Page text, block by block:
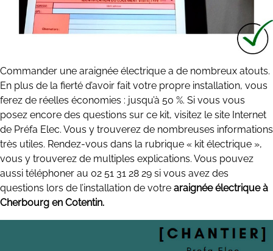
Commander une araignée électrique a de nombreux atouts.
En plus de la fierté d’avoir fait votre propre installation, vous
ferez de réelles économies : jusqu’à 50 %. Si vous vous
posez encore des questions sur ce kit, visitez le site Internet
de Préfa Elec. Vous y trouverez de nombreuses informations
très utiles. Rendez-vous dans la rubrique « kit électrique »,
vous y trouverez de multiples explications. Vous pouvez
aussi téléphoner au 02 51 31 28 29 si vous avez des
questions lors de l’installation de votre araignée électrique à
Cherbourg en Cotentin.